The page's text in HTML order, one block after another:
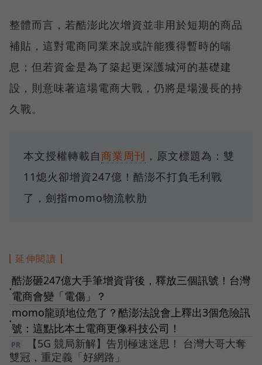
整體而言，若酷澎此次增資並非用於短期的商品
補貼，這對電商同業來說或許能獲得暫時的喘
息；但若資金是為了築起更深護城河的基礎建
設，則意味著這場電商大戰，仍將是場漫長的持
久戰。
本文授權轉載自商業周刊 ，原文標題為：雙
11熄火卻增資247億！酷澎不打負毛利戰
了，劍指momo物流軟肋
延伸閱讀
●
酷澎砸247億大手筆增資背後，釋放三個訊號！台灣
電商會變「電傷」？
●
momo龍頭地位危了？酷澎法說會上釋出3個危險訊
號：這點比本土電商更像科技公司！
【5G 競局新解】告別極速迷思！ 台灣大哥大奪
雙冠，重定義「好網路」